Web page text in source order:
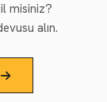
misiniz?
alın.